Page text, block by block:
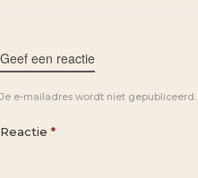
Geef een reactie
Je e-mailadres wordt niet gepubliceerd.
Reactie *